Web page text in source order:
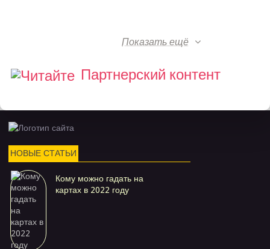
Показать ещё
Партнерский контент
НОВЫЕ СТАТЬИ
Кому можно гадать на
картах в 2022 году